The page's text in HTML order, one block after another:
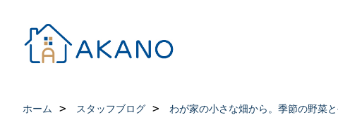
ホーム スタッフブログ わが家の小さな畑から。季節の野菜